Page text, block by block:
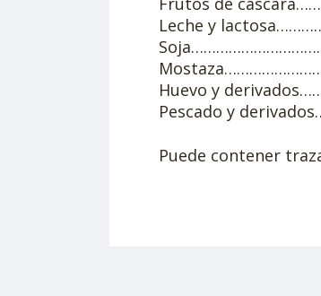
Leche y
Huevo y
Pescado y
Puede contener